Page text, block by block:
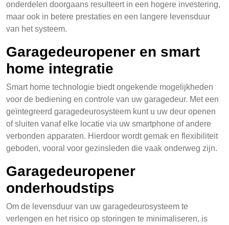
onderdelen doorgaans resulteert in een hogere investering,
maar ook in betere prestaties en een langere levensduur
van het systeem.
Garagedeuropener en smart
home integratie
Smart home technologie biedt ongekende mogelijkheden
voor de bediening en controle van uw garagedeur. Met een
geïntegreerd garagedeurosysteem kunt u uw deur openen
of sluiten vanaf elke locatie via uw smartphone of andere
verbonden apparaten. Hierdoor wordt gemak en flexibiliteit
geboden, vooral voor gezinsleden die vaak onderweg zijn.
Garagedeuropener
onderhoudstips
Om de levensduur van uw garagedeurosysteem te
verlengen en het risico op storingen te minimaliseren, is